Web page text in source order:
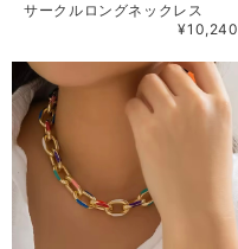
サークルロングネックレス
¥10,240